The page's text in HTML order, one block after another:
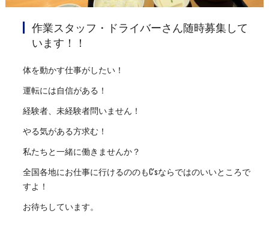
作業スタッフ・ドライバーさん随時募集して
います！！
体を動かす仕事がしたい！
運転には自信がある！
経験者、未経験者問いません！
やる気がある方求む！
私たちと一緒に働きませんか？
全国各地にお仕事に行けるののもC'sならではのいいところで
すよ！
お待ちしています。